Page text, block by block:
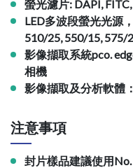
螢光濾片: DAPI,
LED多波段螢光光源
510/25, 550/15, 575/
影像擷取系統pco.
相機
影像擷取及分析軟體
注意事項
封片樣品建議使用